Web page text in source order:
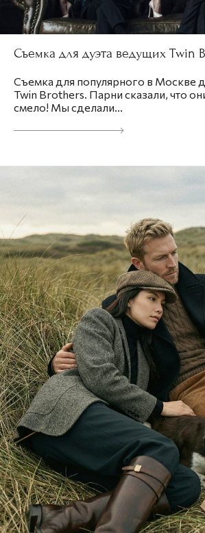
Съемка для дуэта ведущих Twin
Съемка для популярного в Москве
Twin Brothers. Парни сказали, что
смело! Мы сделали...